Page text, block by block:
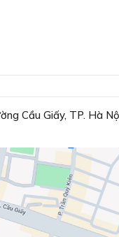
Cầu Giấy, TP. Hà